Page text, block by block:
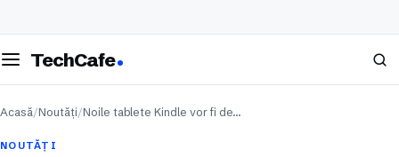
meniul
TechCafe Caută
Acasă/Noutăți/Noile tablete Kindle vor fi de…
NOUTĂȚI